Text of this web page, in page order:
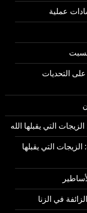
على التحديات
الزيجات التي يقبلها